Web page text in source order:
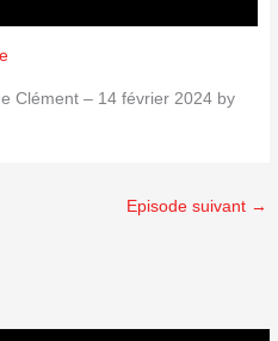
Clément – 14 février 2024 by
Episode suivant →